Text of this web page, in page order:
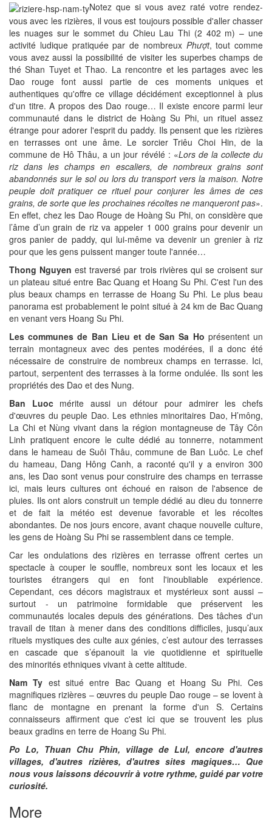
Notez que si vous avez raté votre rendez-
vous avec les rizières, il vous est toujours possible d'aller chasser
les nuages sur le sommet du Chieu Lau Thi (2 402 m) – une
activité ludique pratiquée par de nombreux Phượt, tout comme
vous avez aussi la possibilité de visiter les superbes champs de
thé Shan Tuyet et Thao. La rencontre et les partages avec les
Dao rouge font aussi partie de ces moments uniques et
authentiques qu'offre ce village décidément exceptionnel à plus
d'un titre. A propos des Dao rouge… Il existe encore parmi leur
communauté dans le district de Hoàng Su Phi, un rituel assez
étrange pour adorer l'esprit du paddy. Ils pensent que les rizières
en terrasses ont une âme. Le sorcier Triêu Choi Hin, de la
commune de Hô Thâu, a un jour révélé : «Lors de la collecte du
riz dans les champs en escaliers, de nombreux grains sont
abandonnés sur le sol ou lors du transport vers la maison. Notre
peuple doit pratiquer ce rituel pour conjurer les âmes de ces
grains, de sorte que les prochaines récoltes ne manqueront pas».
En effet, chez les Dao Rouge de Hoàng Su Phi, on considère que
l’âme d’un grain de riz va appeler 1 000 grains pour devenir un
gros panier de paddy, qui lui-même va devenir un grenier à riz
pour que les gens puissent manger toute l'année…
Thong Nguyen est traversé par trois rivières qui se croisent sur
un plateau situé entre Bac Quang et Hoang Su Phi. C'est l'un des
plus beaux champs en terrasse de Hoang Su Phi. Le plus beau
panorama est probablement le point situé à 24 km de Bac Quang
en venant vers Hoang Su Phi.
Les communes de Ban Lieu et de San Sa Ho présentent un
terrain montagneux avec des pentes modérées, il a donc été
nécessaire de construire de nombreux champs en terrasse. Ici,
partout, serpentent des terrasses à la forme ondulée. Ils sont les
propriétés des Dao et des Nung.
Ban Luocmérite aussi un détour pour admirer les chefs
d'œuvres du peuple Dao. Les ethnies minoritaires Dao, H’mông,
La Chi et Nùng vivant dans la région montagneuse de Tây Côn
Linh pratiquent encore le culte dédié au tonnerre, notamment
dans le hameau de Suôi Thâu, commune de Ban Luôc. Le chef
du hameau, Dang Hông Canh, a raconté qu'il y a environ 300
ans, les Dao sont venus pour construire des champs en terrasse
ici, mais leurs cultures ont échoué en raison de l'absence de
pluies. Ils ont alors construit un temple dédié au dieu du tonnerre
et de fait la météo est devenue favorable et les récoltes
abondantes. De nos jours encore, avant chaque nouvelle culture,
les gens de Hoàng Su Phi se rassemblent dans ce temple.
Car les ondulations des rizières en terrasse offrent certes un
spectacle à couper le souffle, nombreux sont les locaux et les
touristes étrangers qui en font l'inoubliable expérience.
Cependant, ces décors magistraux et mystérieux sont aussi –
surtout - un patrimoine formidable que préservent les
communautés locales depuis des générations. Des tâches d'un
travail de titan à mener dans des conditions difficiles, jusqu’aux
rituels mystiques des culte aux génies, c’est autour des terrasses
en cascade que s’épanouit la vie quotidienne et spirituelle
des minorités ethniques vivant à cette altitude.
Nam Ty est situé entre Bac Quang et Hoang Su Phi. Ces
magnifiques rizières – œuvres du peuple Dao rouge – se lovent à
flanc de montagne en prenant la forme d'un S. Certains
connaisseurs affirment que c'est ici que se trouvent les plus
beaux gradins en terre de Hoang Su Phi.
Po Lo, Thuan Chu Phin, village de Lul, encore d'autres
villages, d'autres rizières, d'autres sites magiques… Que
nous vous laissons découvrir à votre rythme, guidé par votre
curiosité.
More